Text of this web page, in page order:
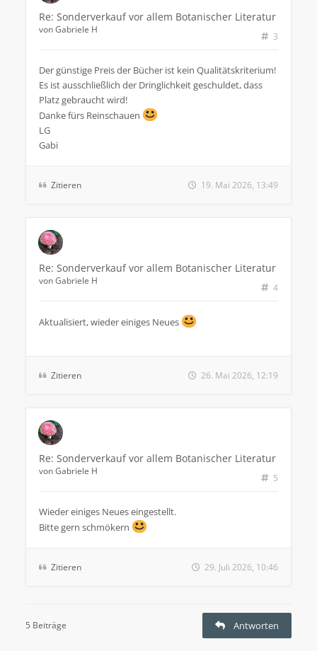
Re: Sonderverkauf vor allem Botanischer Literatur
3
vonGabriele H
Der günstige Preis der Bücher ist kein Qualitätskriterium!
Es ist ausschließlich der Dringlichkeit geschuldet, dass
Platz gebraucht wird!
Danke fürs Reinschauen
LG
Gabi
Zitieren 19. Mai 2026, 13:49
Re: Sonderverkauf vor allem Botanischer Literatur
4
vonGabriele H
Aktualisiert, wieder einiges Neues
Zitieren 26. Mai 2026, 12:19
Re: Sonderverkauf vor allem Botanischer Literatur
5
vonGabriele H
Wieder einiges Neues eingestellt.
Bitte gern schmökern
Zitieren 29. Juli 2026, 10:46
5 Beiträge Antworten